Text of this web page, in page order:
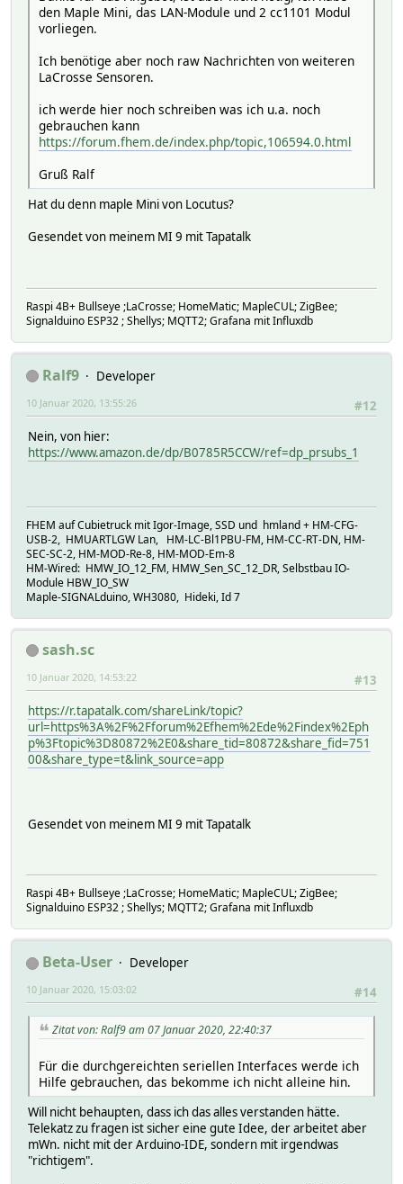
den Maple Mini, das LAN-Module und 2 cc1101 Modul
vorliegen.
Ich benötige aber noch raw Nachrichten von weiteren
LaCrosse Sensoren.
ich werde hier noch schreiben was ich u.a. noch
gebrauchen kann
https://forum.fhem.de/index.php/topic,106594.0.html
Gruß Ralf
Hat du denn maple Mini von Locutus?
Gesendet von meinem MI 9 mit Tapatalk
Raspi 4B+ Bullseye ;LaCrosse; HomeMatic; MapleCUL; ZigBee;
Signalduino ESP32 ; Shellys; MQTT2; Grafana mit Influxdb
Ralf9
Developer
#12
10 Januar 2020, 13:55:26
Nein, von hier:
https://www.amazon.de/dp/B0785R5CCW/ref=dp_prsubs_1
FHEM auf Cubietruck mit Igor-Image, SSD und hmland + HM-CFG-
USB-2, HMUARTLGW Lan, HM-LC-Bl1PBU-FM, HM-CC-RT-DN, HM-
SEC-SC-2, HM-MOD-Re-8, HM-MOD-Em-8
HM-Wired: HMW_IO_12_FM, HMW_Sen_SC_12_DR, Selbstbau IO-
Module HBW_IO_SW
Maple-SIGNALduino, WH3080, Hideki, Id 7
sash.sc
#13
10 Januar 2020, 14:53:22
https://r.tapatalk.com/shareLink/topic?
url=https%3A%2F%2Fforum%2Efhem%2Ede%2Findex%2Eph
p%3Ftopic%3D80872%2E0&share_tid=80872&share_fid=751
00&share_type=t&link_source=app
Gesendet von meinem MI 9 mit Tapatalk
Raspi 4B+ Bullseye ;LaCrosse; HomeMatic; MapleCUL; ZigBee;
Signalduino ESP32 ; Shellys; MQTT2; Grafana mit Influxdb
Beta-User
Developer
#14
10 Januar 2020, 15:03:02
Zitat von: Ralf9 am 07 Januar 2020, 22:40:37
Für die durchgereichten seriellen Interfaces werde ich
Hilfe gebrauchen, das bekomme ich nicht alleine hin.
Will nicht behaupten, dass ich das alles verstanden hätte.
Telekatz zu fragen ist sicher eine gute Idee, der arbeitet aber
mWn. nicht mit der Arduino-IDE, sondern mit irgendwas
"richtigem".